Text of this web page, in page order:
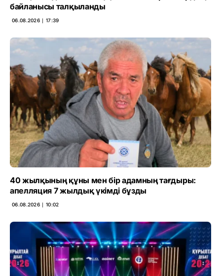
байланысы талқыланды
06.08.2026 ∣ 17:39
40 жылқының құны мен бір адамның тағдыры:
апелляция 7 жылдық үкімді бұзды
06.08.2026 ∣ 10:02